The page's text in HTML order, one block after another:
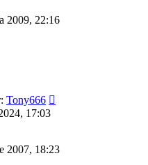
2009, 22:16
Tony666
17:03
2007, 18:23